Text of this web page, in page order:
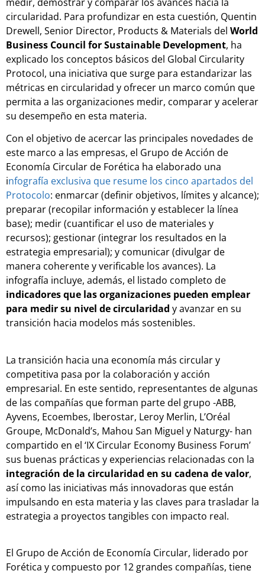
circularidad. Para profundizar en esta cuestión, Quentin
Drewell, Senior Director, Products & Materials del World
Business Council for Sustainable Development, ha
explicado los conceptos básicos del Global Circularity
Protocol, una iniciativa que surge para estandarizar las
métricas en circularidad y ofrecer un marco común que
permita a las organizaciones medir, comparar y acelerar
su desempeño en esta materia.
Con el objetivo de acercar las principales novedades de
este marco a las empresas, el Grupo de Acción de
Economía Circular de Forética ha elaborado una
infografía exclusiva que resume los cinco apartados del
Protocolo: enmarcar (definir objetivos, límites y alcance);
preparar (recopilar información y establecer la línea
base); medir (cuantificar el uso de materiales y
recursos); gestionar (integrar los resultados en la
estrategia empresarial); y comunicar (divulgar de
manera coherente y verificable los avances). La
infografía incluye, además, el listado completo de
indicadores que las organizaciones pueden emplear
para medir su nivel de circularidad y avanzar en su
transición hacia modelos más sostenibles.
La transición hacia una economía más circular y
competitiva pasa por la colaboración y acción
empresarial. En este sentido, representantes de algunas
de las compañías que forman parte del grupo -ABB,
Ayvens, Ecoembes, Iberostar, Leroy Merlin, L’Oréal
Groupe, McDonald’s, Mahou San Miguel y Naturgy- han
compartido en el ‘IX Circular Economy Business Forum’
sus buenas prácticas y experiencias relacionadas con la
integración de la circularidad en su cadena de valor,
así como las iniciativas más innovadoras que están
impulsando en esta materia y las claves para trasladar la
estrategia a proyectos tangibles con impacto real.
El Grupo de Acción de Economía Circular, liderado por
Forética y compuesto por 12 grandes compañías, tiene